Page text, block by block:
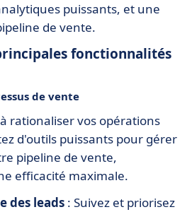
puissants, et une
de vente.
fonctionnalités
de vente
rationaliser vos opérations
d'outils puissants pour gérer
pipeline de vente,
efficacité maximale.
des leads : Suivez et priorisez